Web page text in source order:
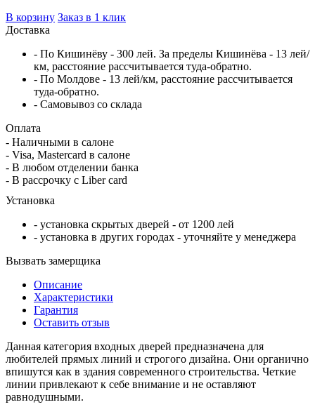
В корзину Заказ в 1 клик
Доставка
- По Кишинёву - 300 лей. За пределы Кишинёва - 13 лей/
км, расстояние рассчитывается туда-обратно.
- По Молдове - 13 лей/км, расстояние рассчитывается
туда-обратно.
- Самовывоз со склада
Оплата
- Наличными в салоне
- Visa, Mastercard в салоне
- В любом отделении банка
- В рассрочку c Liber card
Установка
- установка скрытых дверей - от 1200 лей
- установка в других городах - уточняйте у менеджера
Вызвать замерщика
Описание
Характеристики
Гарантия
Оставить отзыв
Данная категория входных дверей предназначена для
любителей прямых линий и строгого дизайна. Они органично
впишутся как в здания современного строительства. Четкие
линии привлекают к себе внимание и не оставляют
равнодушными.